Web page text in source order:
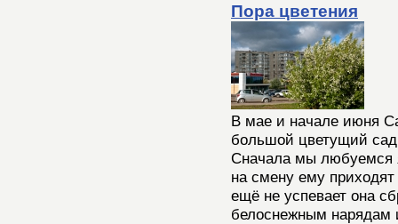
Пора цветения
В мае и начале июня
большой цветущий
Сначала мы любуемся
на смену ему
ещё не успевает она
белоснежным нарядам